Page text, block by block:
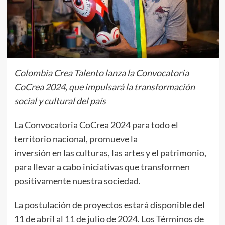
Colombia Crea Talento lanza la Convocatoria
CoCrea 2024, que impulsará la transformación
social y cultural del país
La Convocatoria CoCrea 2024 para todo el
territorio nacional, promueve la
inversión en las culturas, las artes y el patrimonio,
para llevar a cabo iniciativas que transformen
positivamente nuestra sociedad.
La postulación de proyectos estará disponible del
11 de abril al 11 de julio de 2024. Los Términos de